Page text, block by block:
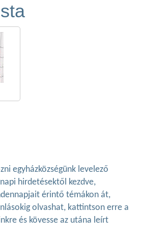
egyházközségünk levelező
hirdetésektől kezdve,
érintő témákon át,
olvashat, kattintson erre a
és kövesse az utána leírt